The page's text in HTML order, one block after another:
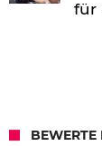
für
BEWERTE